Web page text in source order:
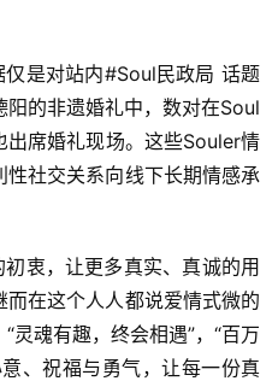
仅是对站内#Soul民政局 话题
的非遗婚礼中，数对在Soul
出席婚礼现场。这些Souler情
社交关系向线下长期情感承
衷，让更多真实、真诚的用
在这个人人都说爱情式微的
灵魂有趣，终会相遇”，“百万
、祝福与勇气，让每一份真